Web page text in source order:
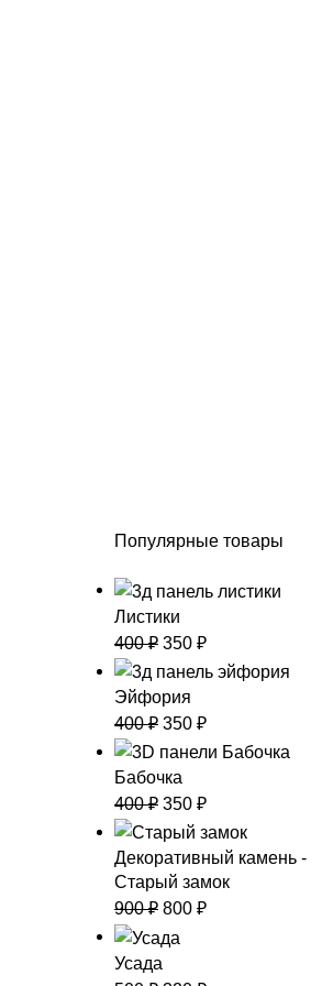
Популярные товары
Листики
400₽ 350 ₽
Эйфория
400₽ 350 ₽
Бабочка
400₽ 350 ₽
Декоративный камень -
Старый замок
900₽ 800 ₽
Усада